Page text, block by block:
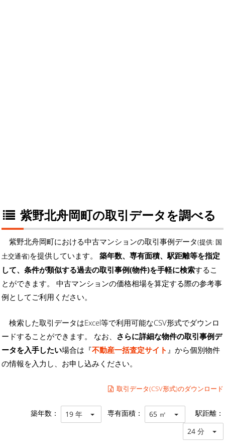
紫野北舟岡町の取引データを調べる
紫野北舟岡町における中古マンションの取引事例データ(提供: 国
土交通省)を提供しています。 築年数、専有面積、駅距離等を指定
して、条件が類似する過去の取引事例(物件)を手軽に検索するこ
とができます。 中古マンションの価格相場を算定する際の参考事
例としてご利用ください。
検索した取引データはExcel等で利用可能なCSV形式でダウンロ
ードすることができます。 なお、 さらに詳細な物件の取引事例デ
ータを入手したい場合は『不動産一括査定サイト 』から個別物件
の情報を入力し、お申し込みください。
取引データ(CSV形式)のダウンロード
築年数： 19 年 専有面積： 65 ㎡ 駅距離：
24 分